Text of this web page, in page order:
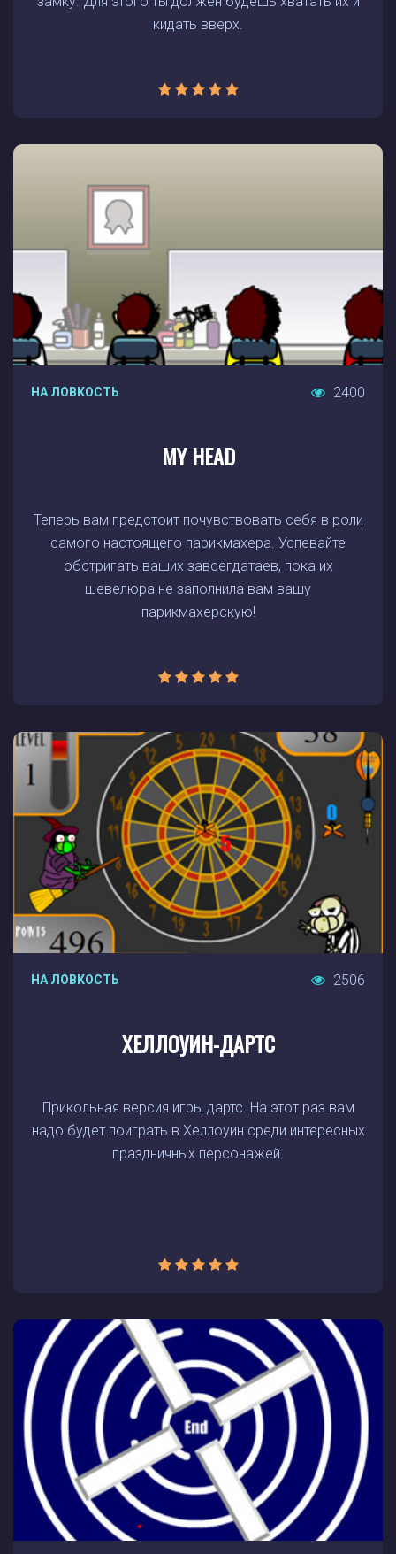
кидать вверх.
НА ЛОВКОСТЬ 2400
MY HEAD
Теперь вам предстоит почувствовать себя в роли
самого настоящего парикмахера. Успевайте
обстригать ваших завсегдатаев, пока их
шевелюра не заполнила вам вашу
парикмахерскую!
НА ЛОВКОСТЬ 2506
ХЕЛЛОУИН-ДАРТС
Прикольная версия игры дартс. На этот раз вам
надо будет поиграть в Хеллоуин среди интересных
праздничных персонажей.